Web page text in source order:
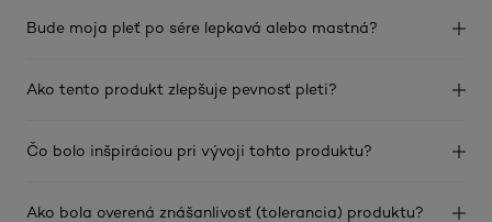
Bude moja pleť po sére lepkavá alebo mastná?
Ako tento produkt zlepšuje pevnosť pleti?
Čo bolo inšpiráciou pri vývoji tohto produktu?
Ako bola overená znášanlivosť (tolerancia) produktu?